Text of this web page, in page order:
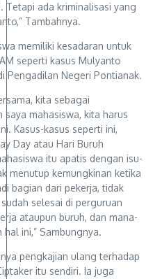
Tetapi ada kriminalisasi yang
Tambahnya.
memiliki kesadaran untuk
seperti kasus Mulyanto
Pengadilan Negeri Pontianak.
kita sebagai
mahasiswa, kita harus
Kasus-kasus seperti ini,
Day atau Hari Buruh
itu apatis dengan isu-
menutup kemungkinan ketika
bagian dari pekerja, tidak
selesai di perguruan
ataupun buruh, dan mana-
ini,” Sambungnya.
pengkajian ulang terhadap
itu sendiri. Ia juga